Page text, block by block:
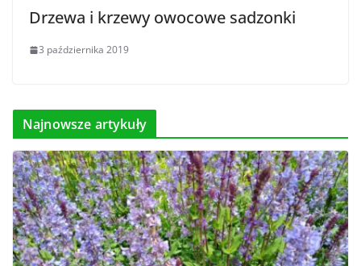
Drzewa i krzewy owocowe sadzonki
3 października 2019
Najnowsze artykuły